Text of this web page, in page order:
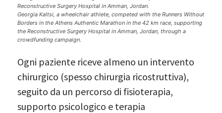
Reconstructive Surgery Hospital in Amman, Jordan.
Georgia Kaltsi, a wheelchair athlete, competed with the Runners Without
Borders in the Athens Authentic Marathon in the 42 km race, supporting
the Reconstructive Surgery Hospital in Amman, Jordan, through a
crowdfunding campaign.
Ogni paziente riceve almeno un intervento
chirurgico (spesso chirurgia ricostruttiva),
seguito da un percorso di fisioterapia,
supporto psicologico e terapia